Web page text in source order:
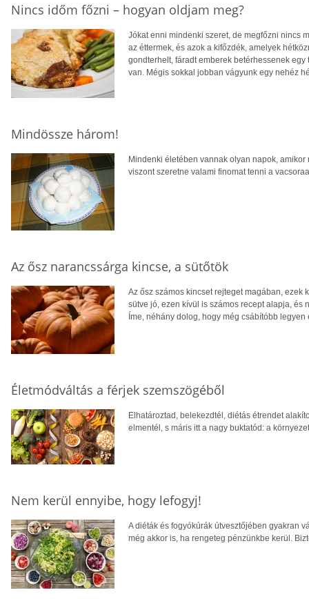
Nincs időm főzni – hogyan oldjam meg?
Jókat enni mindenki szeret, de megfőzni nincs
az éttermek, és azok a kifőzdék, amelyek
gondterhelt, fáradt emberek betérhessenek
van. Mégis sokkal jobban vágyunk egy nehéz
Mindössze három!
Mindenki életében vannak olyan napok,
viszont szeretne valami finomat tenni a
Az ősz narancssárga kincse, a sütőtök
Az ősz számos kincset rejteget magában, ezek
sütve jó, ezen kívül is számos recept alapja, és
Íme, néhány dolog, hogy még csábítóbb
Életmódváltás a férjek szemszögéből
Elhatároztad, belekezdtél, diétás étrendet
elmentél, s máris itt a nagy buktatód: a
Nem kerül ennyibe, hogy lefogyj!
A diéták és fogyókúrák útvesztőjében gyakran
még akkor is, ha rengeteg pénzünkbe kerül.